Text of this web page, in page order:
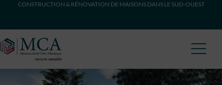
CONSTRUCTION & RÉNOVATION DE MAISONS DANS LE SUD-OUEST